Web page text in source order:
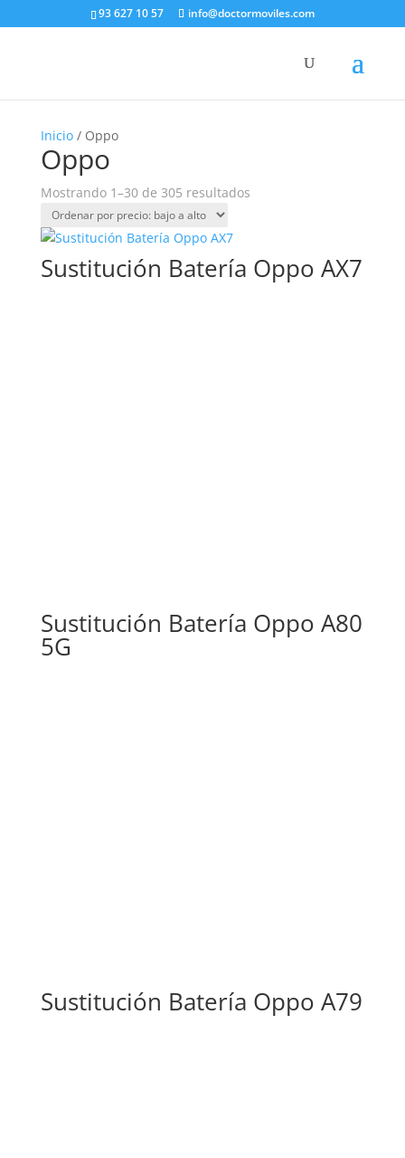
93 627 10 57 info@doctormoviles.com
Inicio/ Oppo
Oppo
Mostrando 1–30 de 305 resultadosOrdenado
a
Sustitución Batería Oppo AX7
Sustitución Batería Oppo A80
5G
Sustitución Batería Oppo A79